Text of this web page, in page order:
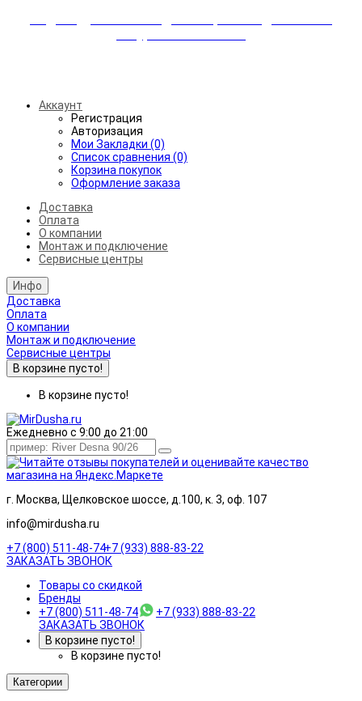
Аккаунт
Регистрация
Авторизация
Мои Закладки (0)
Список сравнения (0)
Корзина покупок
Оформление заказа
Доставка
Оплата
О компании
Монтаж и подключение
Сервисные центры
Инфо
Доставка
Оплата
О компании
Монтаж и подключение
Сервисные центры
В корзине пусто!
В корзине пусто!
Ежедневно с 9:00 до 21:00
г. Москва, Щелковское шоссе, д.100, к. 3, оф. 107
info@mirdusha.ru
+7 (800) 511-48-74+7 (933) 888-83-22
ЗАКАЗАТЬ ЗВОНОК
Товары со скидкой
Бренды
+7 (800) 511-48-74
+7 (933) 888-83-22
ЗАКАЗАТЬ ЗВОНОК
В корзине пусто!
В корзине пусто!
Категории